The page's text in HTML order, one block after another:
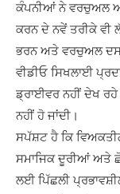
ਕੰਪਨੀਆਂ ਨੇ ਵਰਚੁਅਲ
ਕਰਨ ਦੇ ਨਵੇਂ ਤਰੀਕੇ ਵੀ
ਭਰਨ ਅਤੇ ਵਰਚੁਅਲ
ਵੀਡੀਓ ਸਿਖਲਾਈ
ਡ੍ਰਾਈਵਰ ਨਹੀਂ ਦੇਖ
ਨਹੀਂ ਹੋ ਜਾਂਦੀ।
ਸਪੱਸ਼ਟ ਹੈ ਕਿ
ਸਮਾਜਿਕ ਦੂਰੀਆਂ ਅਤੇ
ਲਈ ਪਿੱਛਲੀ